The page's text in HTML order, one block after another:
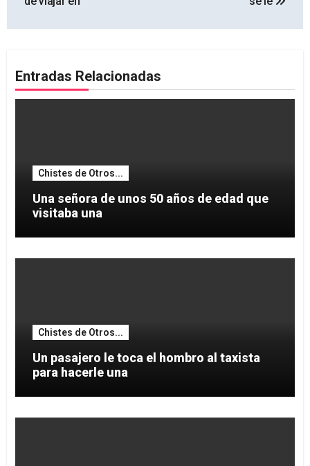
Entradas Relacionadas
Chistes de Otros...
Una señora de unos 50 años de edad que
visitaba una
Chistes de Otros...
Un pasajero le toca el hombro al taxista
para hacerle una